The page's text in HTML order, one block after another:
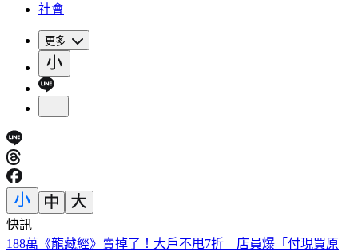
社會
更多
快訊
遠見天下創辦人高希均90歲辭世！「長壽5秘訣」曝 醫生也